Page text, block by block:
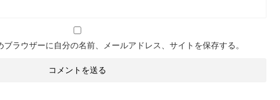
ラウザーに自分の名前、メールアドレス、サイトを保存する。